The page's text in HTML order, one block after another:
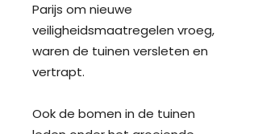
Parijs om nieuwe
veiligheidsmaatregelen vroeg,
waren de tuinen versleten en
vertrapt.
Ook de bomen in de tuinen